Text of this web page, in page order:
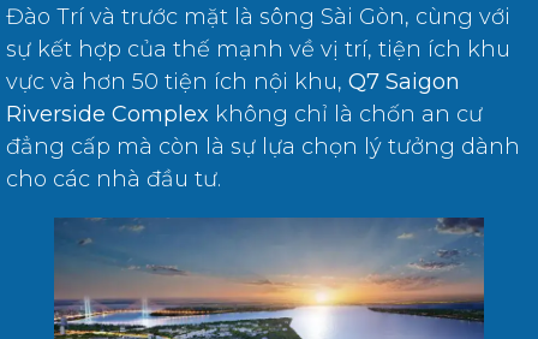
Đào Trí và trước mặt là sông Sài Gòn, cùng với
sự kết hợp của thế mạnh về vị trí, tiện ích khu
vực và hơn 50 tiện ích nội khu, Q7 Saigon
Riverside Complex không chỉ là chốn an cư
đẳng cấp mà còn là sự lựa chọn lý tưởng dành
cho các nhà đầu tư.